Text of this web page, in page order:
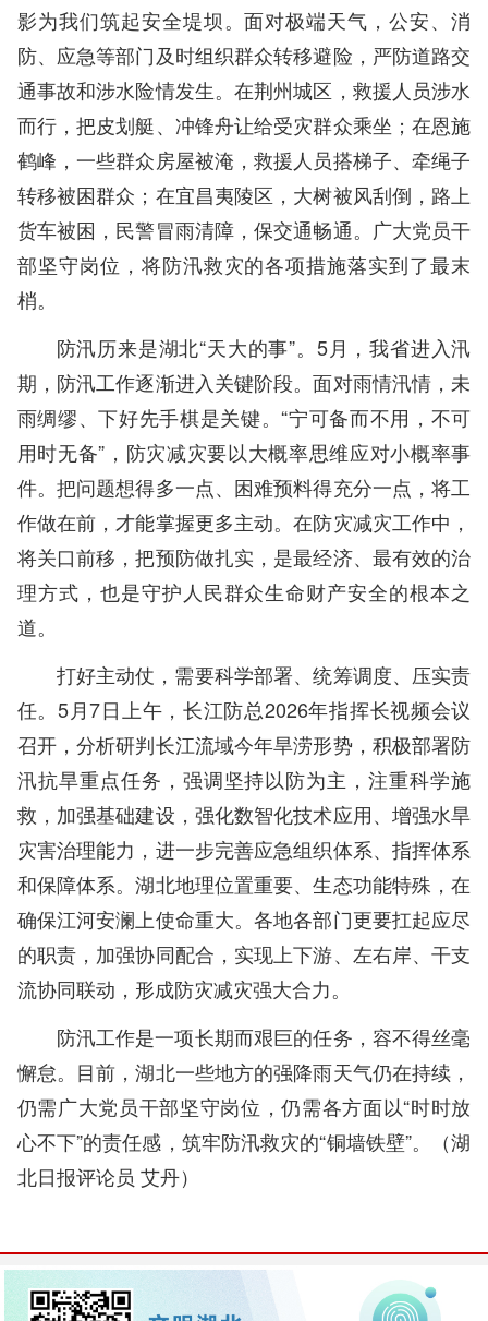
影为我们筑起安全堤坝。面对极端天气，公安、消
防、应急等部门及时组织群众转移避险，严防道路交
通事故和涉水险情发生。在荆州城区，救援人员涉水
而行，把皮划艇、冲锋舟让给受灾群众乘坐；在恩施
鹤峰，一些群众房屋被淹，救援人员搭梯子、牵绳子
转移被困群众；在宜昌夷陵区，大树被风刮倒，路上
货车被困，民警冒雨清障，保交通畅通。广大党员干
部坚守岗位，将防汛救灾的各项措施落实到了最末
梢。
防汛历来是湖北“天大的事”。5月，我省进入汛
期，防汛工作逐渐进入关键阶段。面对雨情汛情，未
雨绸缪、下好先手棋是关键。“宁可备而不用，不可
用时无备”，防灾减灾要以大概率思维应对小概率事
件。把问题想得多一点、困难预料得充分一点，将工
作做在前，才能掌握更多主动。在防灾减灾工作中，
将关口前移，把预防做扎实，是最经济、最有效的治
理方式，也是守护人民群众生命财产安全的根本之
道。
打好主动仗，需要科学部署、统筹调度、压实责
任。5月7日上午，长江防总2026年指挥长视频会议
召开，分析研判长江流域今年旱涝形势，积极部署防
汛抗旱重点任务，强调坚持以防为主，注重科学施
救，加强基础建设，强化数智化技术应用、增强水旱
灾害治理能力，进一步完善应急组织体系、指挥体系
和保障体系。湖北地理位置重要、生态功能特殊，在
确保江河安澜上使命重大。各地各部门更要扛起应尽
的职责，加强协同配合，实现上下游、左右岸、干支
流协同联动，形成防灾减灾强大合力。
防汛工作是一项长期而艰巨的任务，容不得丝毫
懈怠。目前，湖北一些地方的强降雨天气仍在持续，
仍需广大党员干部坚守岗位，仍需各方面以“时时放
心不下”的责任感，筑牢防汛救灾的“铜墙铁壁”。（湖
北日报评论员 艾丹）